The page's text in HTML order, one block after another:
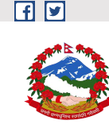
Skip to main content